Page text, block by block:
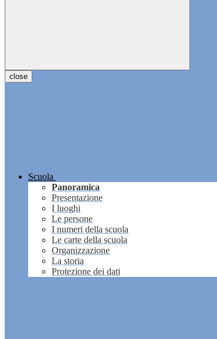
close
Scuola
Panoramica
Presentazione
I luoghi
Le persone
I numeri della scuola
Le carte della scuola
Organizzazione
La storia
Protezione dei dati